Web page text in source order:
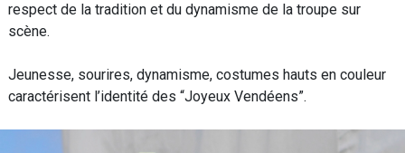
respect de la tradition et du dynamisme de la troupe sur
scène.
Jeunesse, sourires, dynamisme, costumes hauts en couleur
caractérisent l’identité des “Joyeux Vendéens”.